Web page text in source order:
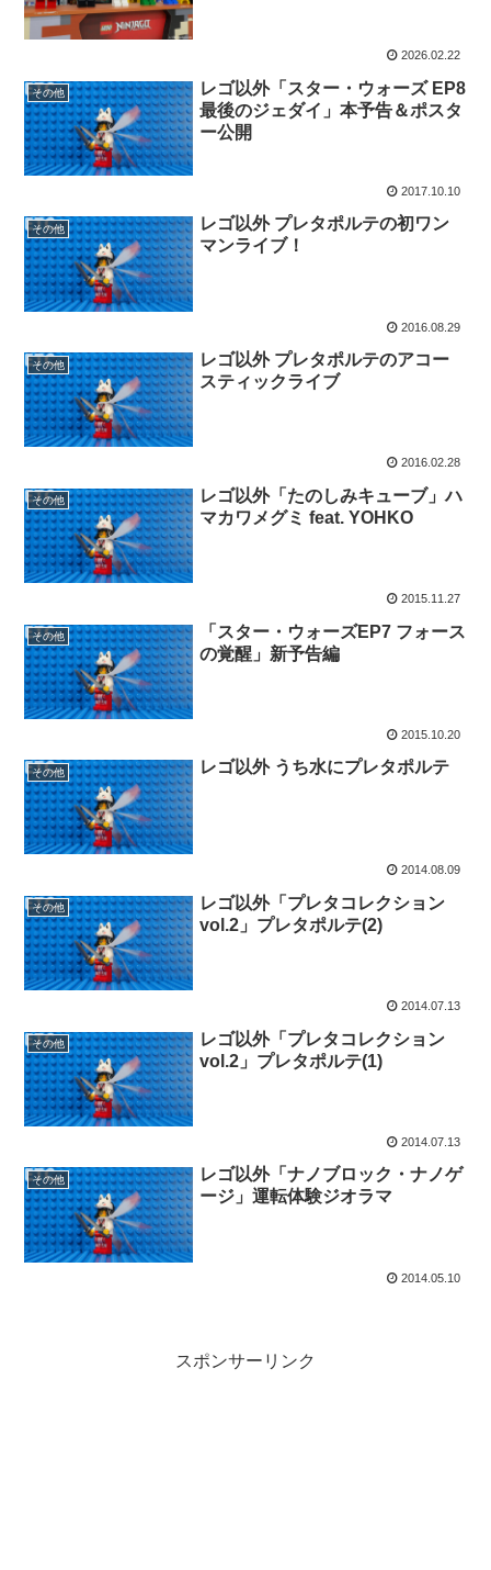
2026.02.22
その他
レゴ以外「スター・ウォーズ EP8
最後のジェダイ」本予告＆ポスタ
ー公開
2017.10.10
その他
レゴ以外 プレタポルテの初ワン
マンライブ！
2016.08.29
その他
レゴ以外 プレタポルテのアコー
スティックライブ
2016.02.28
その他
レゴ以外「たのしみキューブ」ハ
マカワメグミ feat. YOHKO
2015.11.27
その他
「スター・ウォーズEP7 フォース
の覚醒」新予告編
2015.10.20
その他 レゴ以外 うち水にプレタポルテ
2014.08.09
その他
レゴ以外「プレタコレクション
vol.2」プレタポルテ(2)
2014.07.13
その他
レゴ以外「プレタコレクション
vol.2」プレタポルテ(1)
2014.07.13
その他
レゴ以外「ナノブロック・ナノゲ
ージ」運転体験ジオラマ
2014.05.10
スポンサーリンク